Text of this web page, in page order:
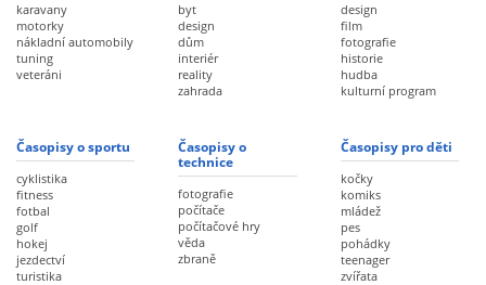
karavany
motorky
nákladní automobily
tuning
veteráni
byt
design
dům
interiér
reality
zahrada
design
film
fotografie
historie
hudba
kulturní program
Časopisy o sportu
cyklistika
fitness
fotbal
golf
hokej
jezdectví
turistika
Časopisy o
technice
fotografie
počítače
počítačové hry
věda
zbraně
Časopisy pro děti
kočky
komiks
mládež
pes
pohádky
teenager
zvířata